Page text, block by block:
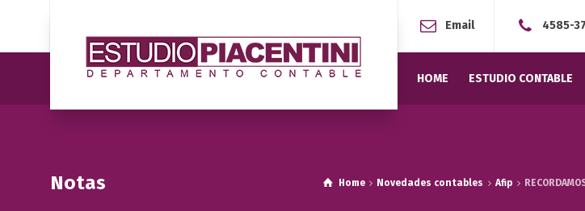
Email 4585-
HOME ESTUDIO CONTABLE
Notas Home Novedades contables Afip